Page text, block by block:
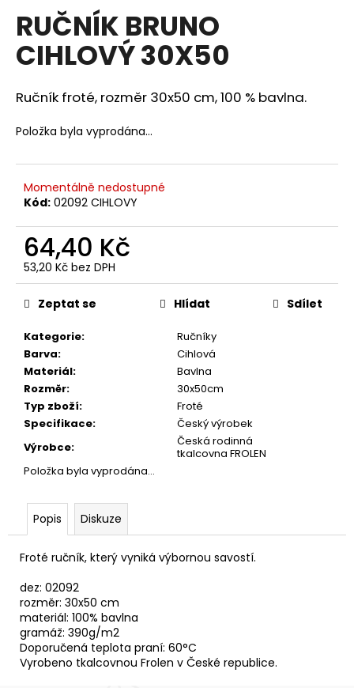
produktu
je
0,0
z
hvězdiček.
RUČNÍK BRUNO
CIHLOVÝ 30X50
Ručník froté, rozměr 30x50 cm, 100 % bavlna.
Položka byla vyprodána…
Momentálně nedostupné
Kód: 02092 CIHLOVY
64,40 Kč
53,20 Kč bez DPH
Měrná
cena:
Kategorie:
Ručníky
Barva:
Cihlová
Materiál:
Bavlna
Rozměr:
30x50cm
Typ zboží:
Froté
Specifikace:
Český výrobek
Výrobce:
Česká rodinná
tkalcovna FROLEN
Položka byla vyprodána…
Zeptat se Hlídat Sdílet
Popis Diskuze
Froté ručník, který vyniká výbornou savostí.
dez: 02092
rozměr: 30x50 cm
materiál: 100% bavlna
gramáž: 390g/m2
Doporučená teplota praní: 60°C
Vyrobeno tkalcovnou Frolen v České republice.
a
j
í
?
HLEDAT
D
o
p
o
u
č
u
e
m
e
GLOSS
50X70
MODRÁ/BÍLÉ
100%LEN
101,60
Kč